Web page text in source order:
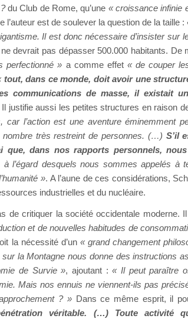
du Club de Rome, qu’une « croissance infinie
l’auteur est de soulever la question de la taille :
Il est donc nécessaire d’insister sur
devrait pas dépasser 500.000 habitants. De
perfectionné » a comme effet « de couper
tout, dans ce monde, doit avoir une
communications de masse, il existait
justifie aussi les petites structures en raison
l’action est une aventure éminemment
nombre très restreint de personnes. (…) S’il
que, dans nos rapports personnels,
à l’égard desquels nous sommes appelés à
». A l’aune de ces considérations,
industrielles et du nucléaire.
de critiquer la société occidentale moderne.
et de nouvelles habitudes de
la nécessité d’un « grand changement
la Montagne nous donne des instructions
de Survie », ajoutant :« Il peut paraître
Mais nos ennuis ne viennent-ils pas
? »Dans ce même esprit, il
véritable. (…) Toute activité